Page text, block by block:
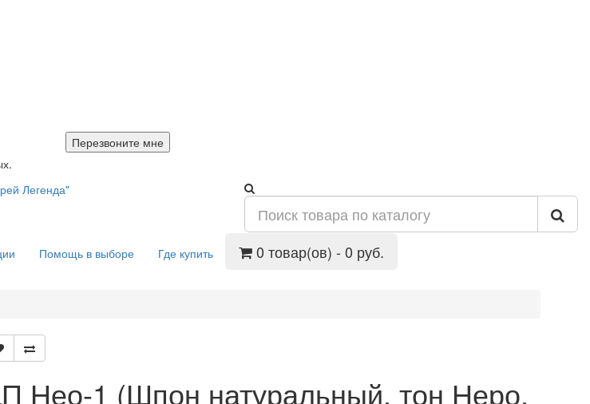
Помощь в выборе Где купить 0 товар(ов) - 0 руб.
Нео-1 (Шпон натуральный, тон Неро,